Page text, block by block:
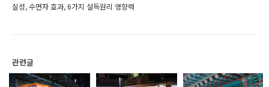
실성, 수면자 효과, 6가지 설득원리 영향력
관련글